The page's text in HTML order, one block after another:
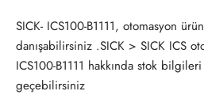
SICK- ICS100-B1111, otomasyon
danışabilirsiniz .SICK > SICK ICS
ICS100-B1111 hakkında stok
geçebilirsiniz